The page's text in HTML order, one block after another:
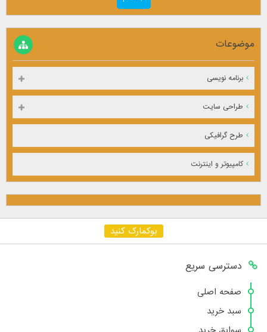
موضوعات
برنامه نویسی
طراحی سایت
طرح گرافیکی
کامپیوتر و اینترنت
بوکمارک کنید
دسترسی سریع
صفحه اصلی
سبد خرید